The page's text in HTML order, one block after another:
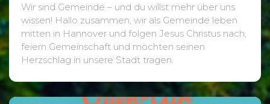
Wir sind Gemeinde – und du willst mehr über uns
wissen! Hallo zusammen, wir als Gemeinde leben
mitten in Hannover und folgen Jesus Christus nach,
feiern Gemeinschaft und möchten seinen
Herzschlag in unsere Stadt tragen.